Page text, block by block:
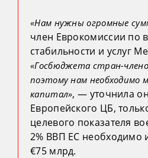
«Нам нужны огромные
член Еврокомиссии по
стабильности и услуг
«Госбюджета стран-
поэтому нам необходимо
капитал», — уточнила
Европейского ЦБ,
целевого показателя
2% ВВП ЕС необходимо
€75 млрд.